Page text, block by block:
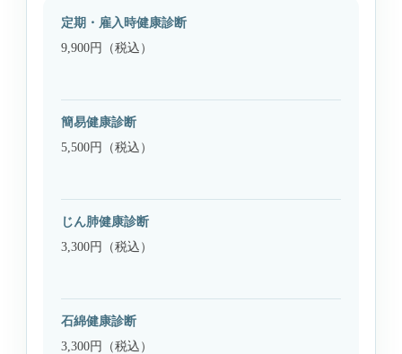
定期・雇入時健康診断
9,900円（税込）
簡易健康診断
5,500円（税込）
じん肺健康診断
3,300円（税込）
石綿健康診断
3,300円（税込）